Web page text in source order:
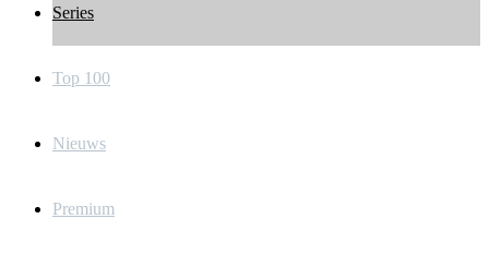
Series
Top 100
Nieuws
Premium